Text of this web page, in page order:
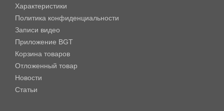
Характеристики
Политика конфиденциальности
Записи видео
Приложение BGT
Корзина товаров
Отложенный товар
Новости
Статьи